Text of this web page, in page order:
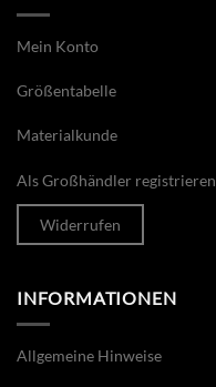
Mein Konto
Größentabelle
Materialkunde
Als Großhändler registrieren
Widerrufen
INFORMATIONEN
Allgemeine Hinweise